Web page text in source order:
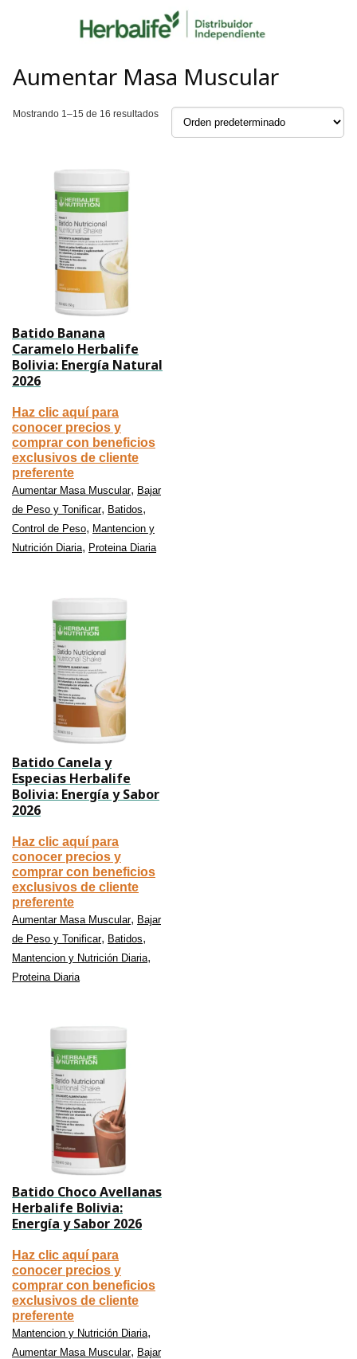
Aumentar Masa Muscular
Mostrando 1–15 de 16 resultados
Batido Banana
Caramelo Herbalife
Bolivia: Energía Natural
2026
Haz clic aquí para
conocer precios y
comprar con beneficios
exclusivos de cliente
preferente
Aumentar Masa Muscular, Bajar
de Peso y Tonificar, Batidos,
Control de Peso, Mantencion y
Nutrición Diaria, Proteina Diaria
Batido Canela y
Especias Herbalife
Bolivia: Energía y Sabor
2026
Haz clic aquí para
conocer precios y
comprar con beneficios
exclusivos de cliente
preferente
Aumentar Masa Muscular, Bajar
de Peso y Tonificar, Batidos,
Mantencion y Nutrición Diaria,
Proteina Diaria
Batido Choco Avellanas
Herbalife Bolivia:
Energía y Sabor 2026
Haz clic aquí para
conocer precios y
comprar con beneficios
exclusivos de cliente
preferente
Mantencion y Nutrición Diaria,
Aumentar Masa Muscular, Bajar